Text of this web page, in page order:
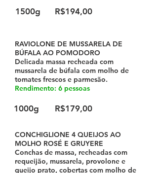
R$194,00
1500g
RAVIOLONE DE MUSSARELA DE
BÚFALA AO POMODORO
Delicada massa recheada com
mussarela de búfala com molho de
tomates frescos e parmesão.
Rendimento: 6 pessoas
1000g R$179,00
CONCHIGLIONE 4 QUEIJOS AO
MOLHO ROSÉ E GRUYERE
Conchas de massa, recheadas com
requeijão, mussarela, provolone e
queijo prato, cobertas com molho de